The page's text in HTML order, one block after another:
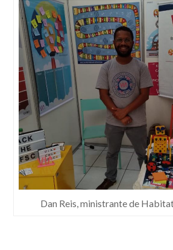
Dan Reis, ministrante de